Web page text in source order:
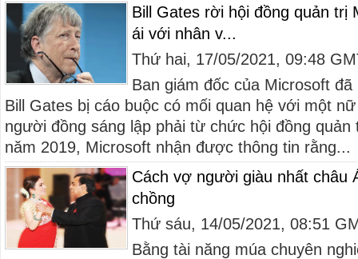
Bill Gates rời hội đồng quản trị
ái với nhân v...
Thứ hai, 17/05/2021, 09:48
Ban giám đốc của Microsoft
Bill Gates bị cáo buộc có mối quan hệ với một
người đồng sáng lập phải từ chức hội đồng quản
năm 2019, Microsoft nhận được thông tin rằng...
Cách vợ người giàu nhất châu
chồng
Thứ sáu, 14/05/2021, 08:51
Bằng tài năng múa chuyên